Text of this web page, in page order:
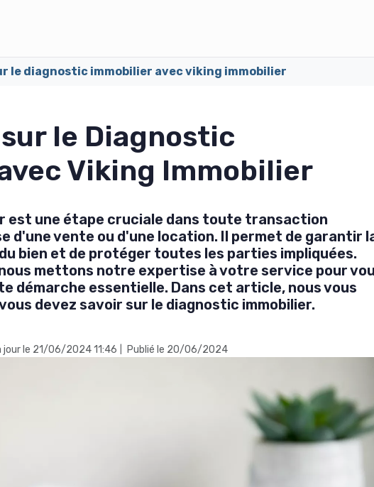
le diagnostic immobilier avec viking immobilier
le Diagnostic
Viking Immobilier
est une étape cruciale dans toute transaction
d'une vente ou d'une location. Il permet de garantir
bien et de protéger toutes les parties impliquées.
nous mettons notre expertise à votre service pour
démarche essentielle. Dans cet article, nous vous
devez savoir sur le diagnostic immobilier.
jour le 21/06/2024 11:46 Publié le 20/06/2024